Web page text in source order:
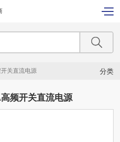
分类
关直流电源
频开关直流电源